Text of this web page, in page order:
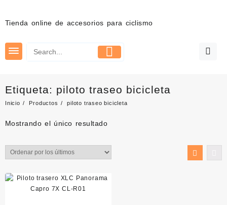
contenido
Tienda online de accesorios para ciclismo
Etiqueta: piloto traseo bicicleta
Inicio Productos piloto traseo bicicleta
Mostrando el único resultado